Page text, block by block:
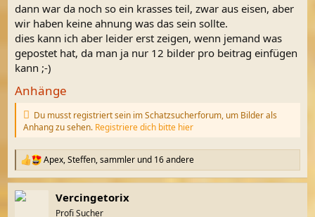
dann war da noch so ein krasses teil, zwar aus eisen, aber
wir haben keine ahnung was das sein sollte.
dies kann ich aber leider erst zeigen, wenn jemand was
gepostet hat, da man ja nur 12 bilder pro beitrag einfügen
kann ;-)
Anhänge
Du musst registriert sein im Schatzsucherforum, um Bilder als
Anhang zu sehen. Registriere dich bitte hier
R
e
a
k
Apex,Steffen,sammler und 16 andere
Vercingetorix
Profi Sucher